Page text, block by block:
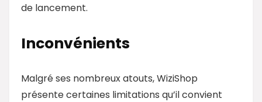
de lancement.
Inconvénients
Malgré ses nombreux atouts, WiziShop
présente certaines limitations qu’il convient